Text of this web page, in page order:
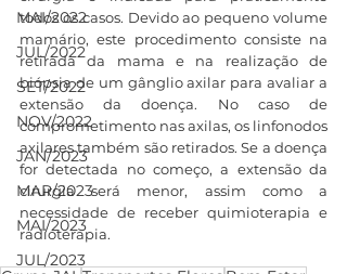
MAI/2022
JUL/2022
SET/2022
NOV/2022
JAN/2023
MAR/2023
MAI/2023
JUL/2023
todos os casos. Devido ao pequeno volume
mamário, este procedimento consiste na
retirada da mama e na realização de
biópsia de um gânglio axilar para avaliar a
extensão da doença. No caso de
comprometimento nas axilas, os linfonodos
axilares também são retirados. Se a doença
for detectada no começo, a extensão da
cirurgia será menor, assim como a
necessidade de receber quimioterapia e
radioterapia.